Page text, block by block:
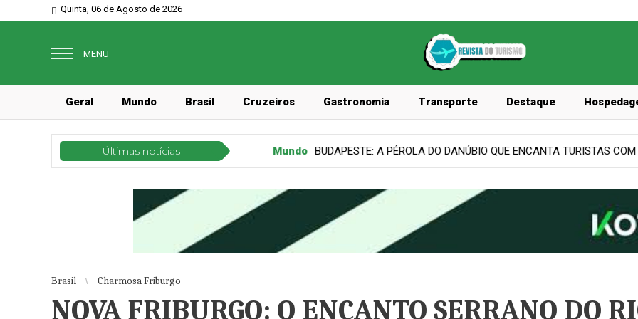
Quinta, 06 de Agosto de 2026
MENU
Geral Mundo Brasil Cruzeiros Gastronomia Transporte Destaque
Últimas notícias
Mundo BUDAPESTE: A PÉROLA DO DANÚBIO QUE ENCANTA TURISTAS COM HISTÓRIA, CULTURA E
Brasil Charmosa Friburgo
NOVA FRIBURGO: O ENCANTO SERRANO DO